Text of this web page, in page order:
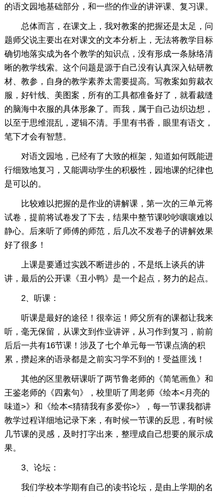
的语文园地基础部分，和一些的作业的讲评课、复习课。
总体而言，在课文上，我对教案的把握还是太足，问
题师父说主要出在对课文的文本分析上，无法将教学目标
确切地落实成为各个教学的知识点，没有形成一条脉络清
晰的教学线索。这个问题是源于自己没有认真深入钻研教
材、教参，自身的教学素养太需要提高。写教案如剪裁衣
服，好针线、美图案，所有的工具都准备好了，就看裁缝
的脑海中衣服的具体形象了。而我，属于自己边织边想，
以至于思维混乱，逻辑不清。手里有书香，眼里有语文，
笔下才会有智慧。
对语文园地，已经有了大致的框架，知道如何既能进
行细致地复习，又能调动学生的积极性，园地课的纪律也
是可以的。
比较难以把握的是作业的讲解课，第一次的三单元将
试卷，提前将试卷发了下去，结果中整节课吵吵嚷嚷难以
静心。后来听了师傅的师范，后几次不发卷子的讲解效果
好了很多！
上课是要通过实践不断进步的，不是纸上谈兵的讲
讲，最后的公开课《丑小鸭》是一个起点，努力的起点。
2、听课：
听课是最好的途径！很幸运！师父所有的课都让我来
听，毫无保留，从课文到作业讲评，从习作到复习，前前
后后一共有16节课！涉及了七个单元每一节课点滴的积
累，攒起来的语录都是之前实习学不到的！受益匪浅！
其他的区里教研课听了两节鲁老师的《简笔画鱼》和
王鉴老师的《四素句》，校里听了周老师《绘本<月亮的
味道>》和《绘本<猜猜我有多爱你>》，每一节课我都讲
教学过程详细地记录下来，有时候一节课的反思，有时候
几节课的灵感，及时打字出来，整理成自己想要的展示成
果。
3、论坛：
我们学校本学期有自己的读书论坛，是由上学期的名